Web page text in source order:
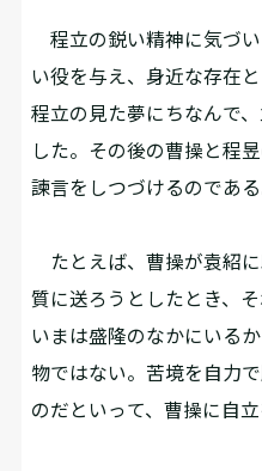
程立の鋭い精神に気づ
い役を与え、身近な存在
程立の見た夢にちなんで
した。その後の曹操と程
諫言をしつづけるのである
たとえば、曹操が袁紹
質に送ろうとしたとき、
いまは盛隆のなかにいる
物ではない。苦境を自力
のだといって、曹操に自立